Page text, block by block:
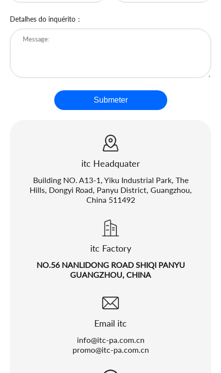
Detalhes do inquérito：
Submeter
itc Headquater
Building NO. A13-1, Yiku Industrial Park, The
Hills, Dongyi Road, Panyu District, Guangzhou,
China 511492
itc Factory
NO.56 NANLIDONG ROAD SHIQI PANYU
GUANGZHOU, CHINA
Email itc
info@itc-pa.com.cn
promo@itc-pa.com.cn